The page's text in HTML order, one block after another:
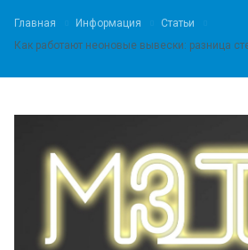
Главная Информация
Статьи
Как работают неоновые вывески: разница